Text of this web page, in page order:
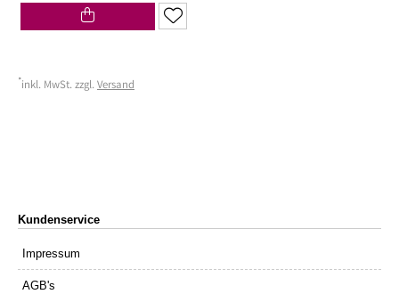
*inkl. MwSt. zzgl. Versand
Kundenservice
Impressum
AGB's